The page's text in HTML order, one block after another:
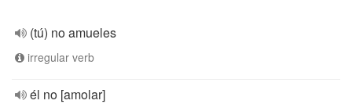
(tú) no amueles
irregular verb
él no [amolar]